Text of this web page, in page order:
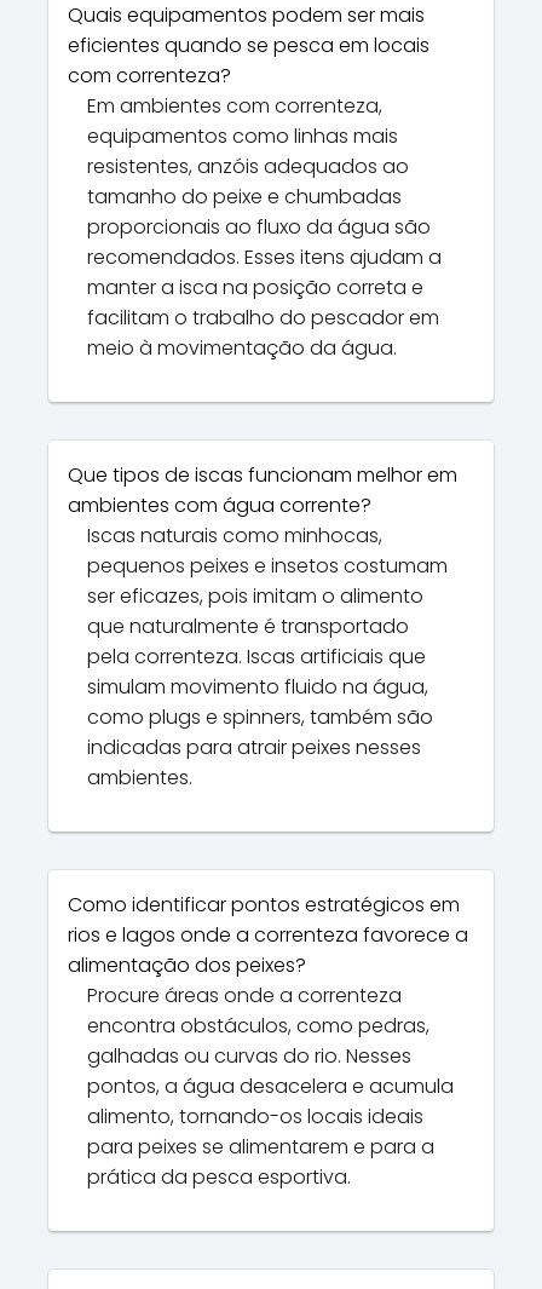
Quais equipamentos podem ser mais
eficientes quando se pesca em locais
com correnteza?
Em ambientes com correnteza,
equipamentos como linhas mais
resistentes, anzóis adequados ao
tamanho do peixe e chumbadas
proporcionais ao fluxo da água são
recomendados. Esses itens ajudam a
manter a isca na posição correta e
facilitam o trabalho do pescador em
meio à movimentação da água.
Que tipos de iscas funcionam melhor em
ambientes com água corrente?
Iscas naturais como minhocas,
pequenos peixes e insetos costumam
ser eficazes, pois imitam o alimento
que naturalmente é transportado
pela correnteza. Iscas artificiais que
simulam movimento fluido na água,
como plugs e spinners, também são
indicadas para atrair peixes nesses
ambientes.
Como identificar pontos estratégicos em
rios e lagos onde a correnteza favorece a
alimentação dos peixes?
Procure áreas onde a correnteza
encontra obstáculos, como pedras,
galhadas ou curvas do rio. Nesses
pontos, a água desacelera e acumula
alimento, tornando-os locais ideais
para peixes se alimentarem e para a
prática da pesca esportiva.